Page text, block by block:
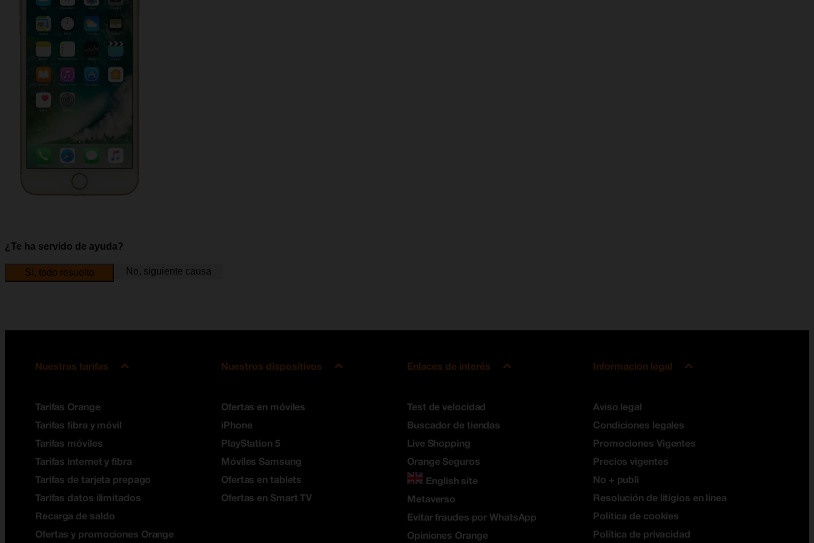
¿Te ha servido de ayuda?
Sí, todo resuelto No, siguiente causa
Nuestras tarifas
Tarifas Orange
Tarifas fibra y móvil
Tarifas móviles
Tarifas internet y fibra
Tarifas de tarjeta prepago
Tarifas datos ilimitados
Recarga de saldo
Ofertas y promociones Orange
Nuestros dispositivos
Ofertas en móviles
iPhone
PlayStation 5
Móviles Samsung
Ofertas en tablets
Ofertas en Smart TV
Enlaces de interés
Test de velocidad
Buscador de tiendas
Live Shopping
Orange Seguros
English site
Metaverso
Evitar fraudes por WhatsApp
Opiniones Orange
Información legal
Aviso legal
Condiciones legales
Promociones Vigentes
Precios vigentes
No + publi
Resolución de litigios en línea
Política de cookies
Política de privacidad